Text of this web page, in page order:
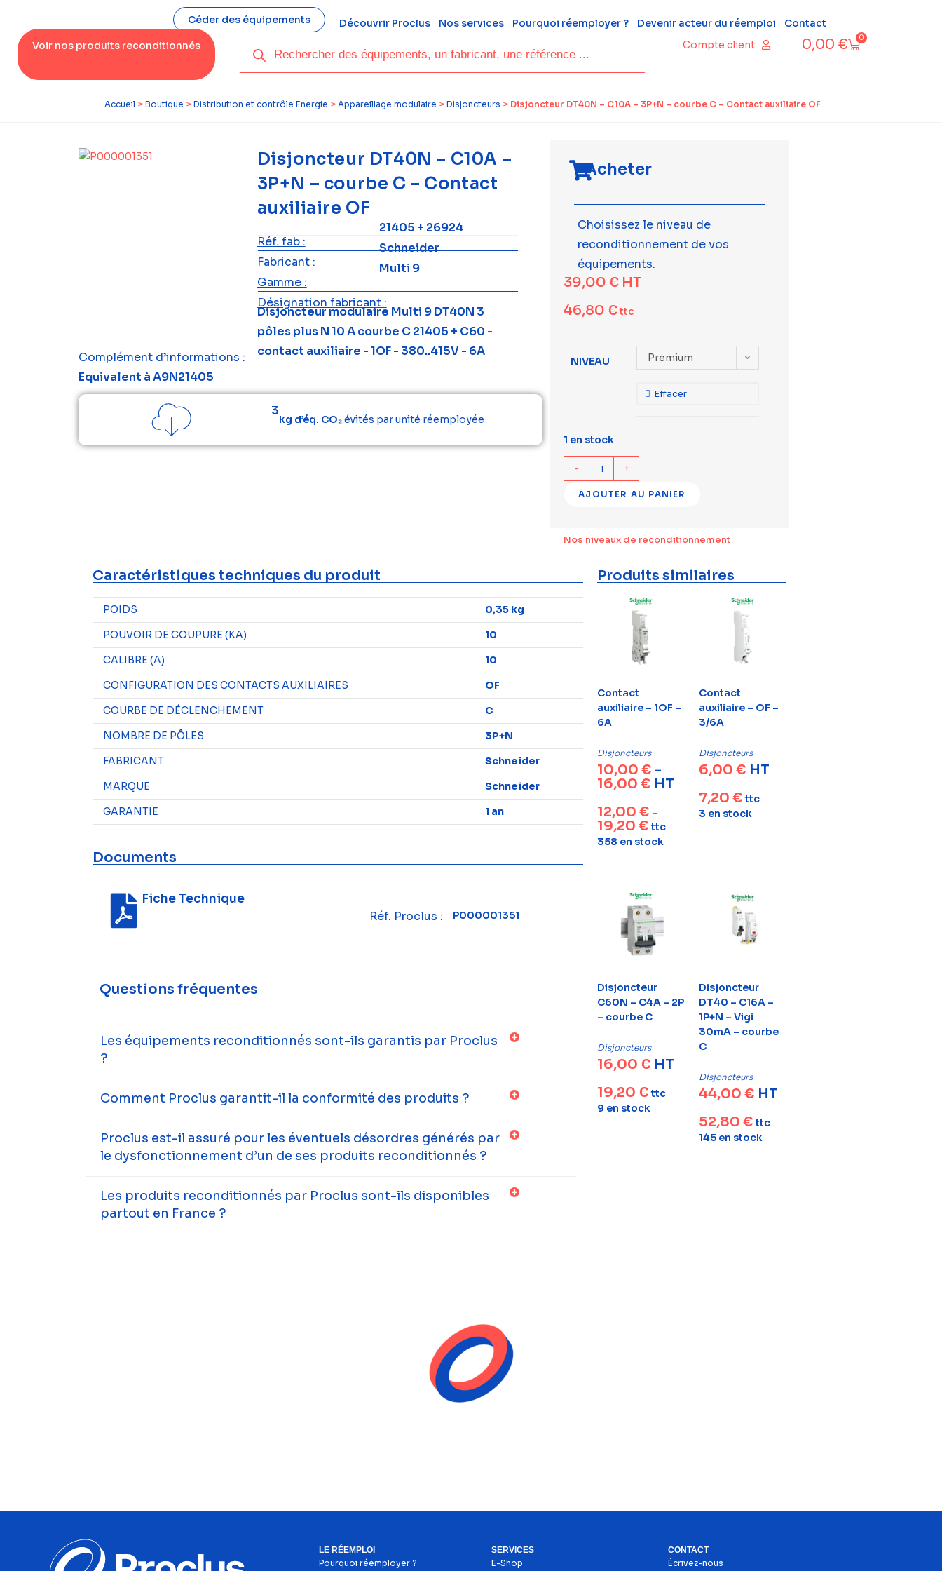
Céder des équipements Découvrir Proclus Nos services Pourquoi réemployer ? Devenir acteur du réemploi
Contact
Voir nos produits reconditionnés
Compte client 0,00 € 0
Accueil > Boutique > Distribution et contrôle Energie > Appareillage modulaire > Disjoncteurs > Disjoncteur DT40N – C10A – 3P+N – courbe C – Contact auxiliaire OF
Disjoncteur DT40N – C10A –
3P+N – courbe C – Contact
auxiliaire OF
Réf. fab :
21405 + 26924
Fabricant :
Schneider
Gamme :
Multi 9
Désignation fabricant :
Disjoncteur modulaire Multi 9 DT40N 3
pôles plus N 10 A courbe C 21405 + C60 -
contact auxiliaire - 1OF - 380..415V - 6A
Complément d’informations :
Equivalent à A9N21405
3
kg d’éq. CO₂évités par unité réemployée
Acheter
Choisissez le niveau de
reconditionnement de vos
équipements.
39,00€ HT
46,80€ttc
NIVEAU Premium
Effacer
1 en stock
- +
AJOUTER AU PANIER
Nos niveaux de reconditionnement
Caractéristiques techniques du produit
POIDS
0,35 kg
POUVOIR DE COUPURE (KA)
10
CALIBRE (A)
10
CONFIGURATION DES CONTACTS AUXILIAIRES
OF
COURBE DE DÉCLENCHEMENT
C
NOMBRE DE PÔLES
3P+N
FABRICANT
Schneider
MARQUE
Schneider
GARANTIE
1 an
Documents
Fiche Technique
Réf. Proclus :
P000001351
Questions fréquentes
Les équipements reconditionnés sont-ils garantis par Proclus
?
Comment Proclus garantit-il la conformité des produits ?
Proclus est-il assuré pour les éventuels désordres générés par
le dysfonctionnement d’un de ses produits reconditionnés ?
Les produits reconditionnés par Proclus sont-ils disponibles
partout en France ?
Produits similaires
Contact
auxiliaire – 1OF –
6A
Disjoncteurs
10,00 € -
16,00 € HT
12,00 € -
19,20 €ttc
358 en stock
Contact
auxiliaire – OF –
3/6A
Disjoncteurs
6,00 € HT
7,20 €ttc
3 en stock
Disjoncteur
C60N – C4A – 2P
– courbe C
Disjoncteurs
16,00 € HT
19,20 €ttc
9 en stock
Disjoncteur
DT40 – C16A –
1P+N – Vigi
30mA – courbe
C
Disjoncteurs
44,00 € HT
52,80 €ttc
145 en stock
LE RÉEMPLOI
Pourquoi réemployer ?
SERVICES
E-Shop
CONTACT
Écrivez-nous